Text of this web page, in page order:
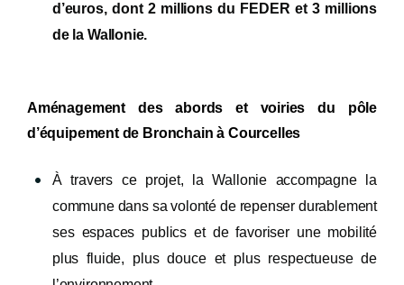
d’euros, dont 2 millions du FEDER et 3 millions
de la Wallonie.
Aménagement des abords et voiries du pôle
d’équipement de Bronchain à Courcelles
À travers ce projet, la Wallonie accompagne la
commune dans sa volonté de repenser durablement
ses espaces publics et de favoriser une mobilité
plus fluide, plus douce et plus respectueuse de